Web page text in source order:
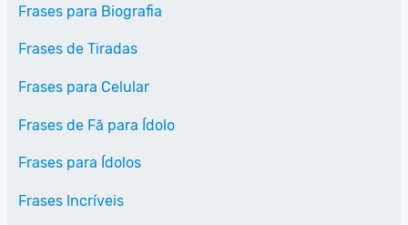
Frases para Biografia
Frases de Tiradas
Frases para Celular
Frases de Fã para Ídolo
Frases para Ídolos
Frases Incríveis